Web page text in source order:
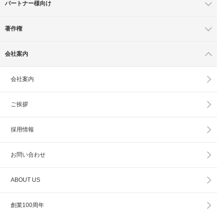
パートナー様向け
著作権
会社案内
会社案内
ご挨拶
採用情報
お問い合わせ
ABOUT US
創業100周年